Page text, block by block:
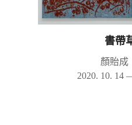
書帶
顏貽成
2020. 10. 14